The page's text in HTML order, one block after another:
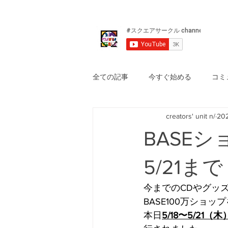
全ての記事 今すぐ始める コミ
BASEシ
5/21まで
creators' unit n/
今までのCDやグッ
BASE100万ショッ
本日 5/18〜5/21（木